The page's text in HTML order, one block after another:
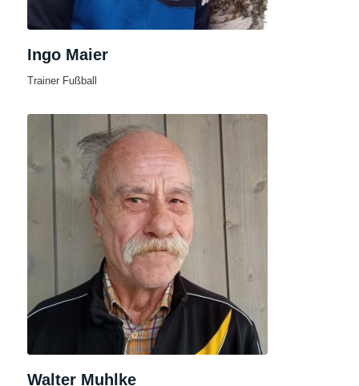
Ingo Maier
Trainer Fußball
Walter Muhlke